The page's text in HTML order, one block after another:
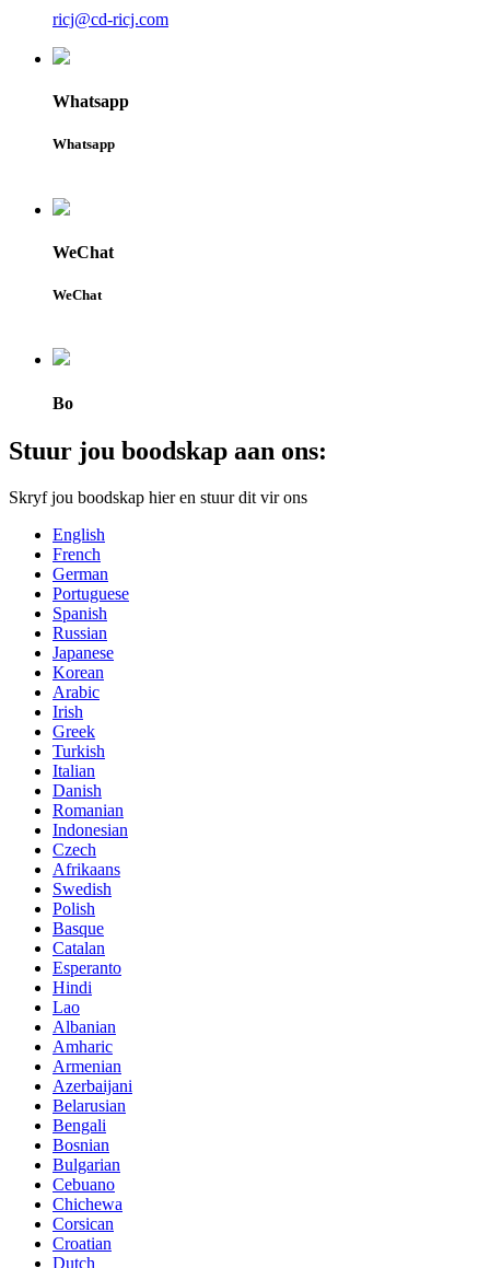
ricj@cd-ricj.com
Whatsapp
Whatsapp
WeChat
WeChat
Bo
Stuur jou boodskap aan ons:
Skryf jou boodskap hier en stuur dit vir ons
English
French
German
Portuguese
Spanish
Russian
Japanese
Korean
Arabic
Irish
Greek
Turkish
Italian
Danish
Romanian
Indonesian
Czech
Afrikaans
Swedish
Polish
Basque
Catalan
Esperanto
Hindi
Lao
Albanian
Amharic
Armenian
Azerbaijani
Belarusian
Bengali
Bosnian
Bulgarian
Cebuano
Chichewa
Corsican
Croatian
Dutch